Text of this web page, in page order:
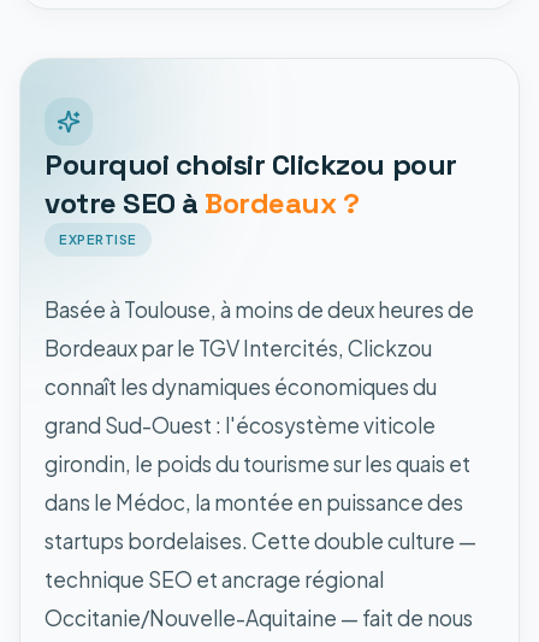
Pourquoi choisir Clickzou pour
votre SEO à Bordeaux ?
EXPERTISE
Basée à Toulouse, à moins de deux heures de
Bordeaux par le TGV Intercités, Clickzou
connaît les dynamiques économiques du
grand Sud-Ouest : l'écosystème viticole
girondin, le poids du tourisme sur les quais et
dans le Médoc, la montée en puissance des
startups bordelaises. Cette double culture —
technique SEO et ancrage régional
Occitanie/Nouvelle-Aquitaine — fait de nous